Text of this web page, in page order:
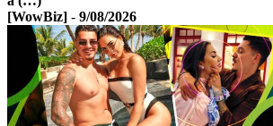
[WowBiz] - 9/08/2026